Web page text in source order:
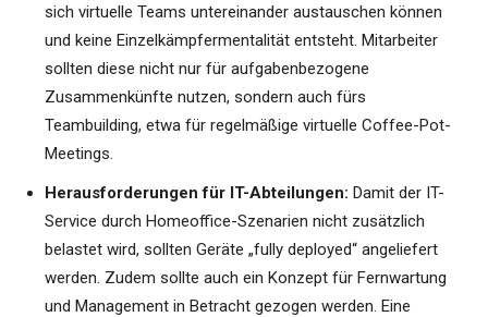
sich virtuelle Teams untereinander austauschen können
und keine Einzelkämpfermentalität entsteht. Mitarbeiter
sollten diese nicht nur für aufgabenbezogene
Zusammenkünfte nutzen, sondern auch fürs
Teambuilding, etwa für regelmäßige virtuelle Coffee-Pot-
Meetings.
Herausforderungen für IT-Abteilungen: Damit der IT-
Service durch Homeoffice-Szenarien nicht zusätzlich
belastet wird, sollten Geräte „fully deployed“ angeliefert
werden. Zudem sollte auch ein Konzept für Fernwartung
und Management in Betracht gezogen werden. Eine